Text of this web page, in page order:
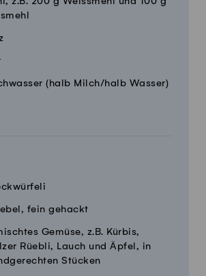
(halb Milch/halb Wasser)
fein gehackt
Gemüse, z.B. Kürbis,
Rüebli, Lauch und Äpfel, in
Stücken